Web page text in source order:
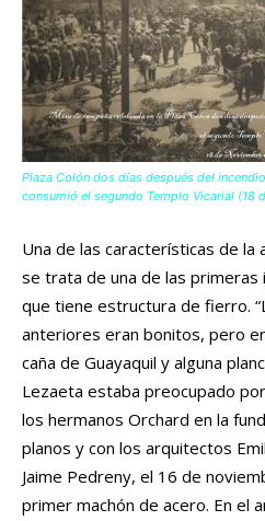
Plaza Colón dos días después del
consumió el segundo Templo Vicarial (18
Una de las características de la
se trata de una de las
que tiene estructura de fierro.
anteriores eran bonitos, pero
caña de Guayaquil y alguna
Lezaeta estaba preocupado
los hermanos Orchard en la
planos y con los arquitectos
Jaime Pedreny, el 16 de
primer machón de acero. En el